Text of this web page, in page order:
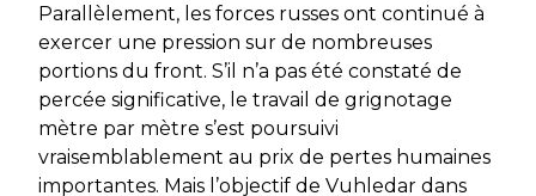
Parallèlement, les forces russes ont continué à
exercer une pression sur de nombreuses
portions du front. S’il n’a pas été constaté de
percée significative, le travail de grignotage
mètre par mètre s’est poursuivi
vraisemblablement au prix de pertes humaines
importantes. Mais l’objectif de Vuhledar dans